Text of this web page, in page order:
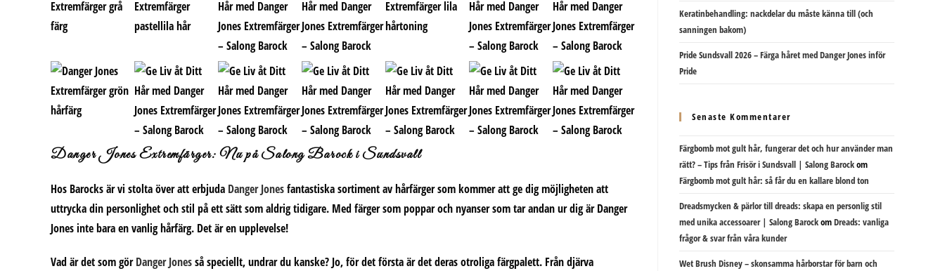
Danger Jones Extremfärger: Nu på Salong Barock i Sundsvall
Hos Barocks är vi stolta över att erbjuda Danger Jonesfantastiska sortiment av hårfärger som kommer att ge dig möjligheten att
uttrycka din personlighet och stil på ett sätt som aldrig tidigare. Med färger som poppar och nyanser som tar andan ur dig är Danger
Jones inte bara en vanlig hårfärg. Det är en upplevelse!
Vad är det som görDanger Jonesså speciellt, undrar du kanske? Jo, för det första är det deras otroliga färgpalett. Från djärva
Keratinbehandling: nackdelar du måste känna till (och
sanningen bakom)
Pride Sundsvall 2026 – Färga håret med Danger Jones inför
Pride
Senaste Kommentarer
Färgbomb mot gult hår, fungerar det och hur använder man
rätt? – Tips från Frisör i Sundsvall | Salong Barockom
Färgbomb mot gult hår: så får du en kallare blond ton
Dreadsmycken & pärlor till dreads: skapa en personlig stil
med unika accessoarer | Salong BarockomDreads: vanliga
frågor & svar från våra kunder
Wet Brush Disney – skonsamma hårborstar för barn och